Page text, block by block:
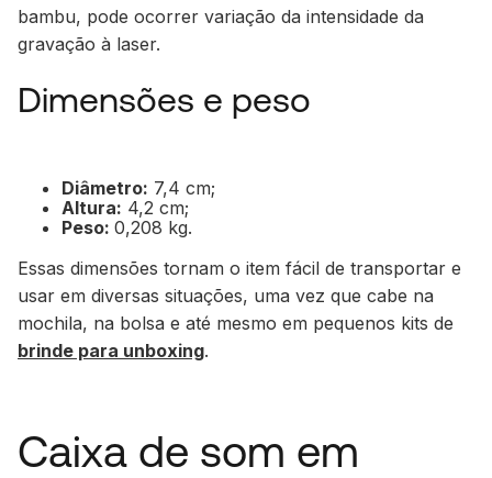
bambu, pode ocorrer variação da intensidade da
gravação à laser.
Dimensões e peso
Diâmetro: 7,4 cm;
Altura: 4,2 cm;
Peso: 0,208 kg.
Essas dimensões tornam o item fácil de transportar e
usar em diversas situações, uma vez que cabe na
mochila, na bolsa e até mesmo em pequenos kits de
brinde para unboxing.
Caixa de som em